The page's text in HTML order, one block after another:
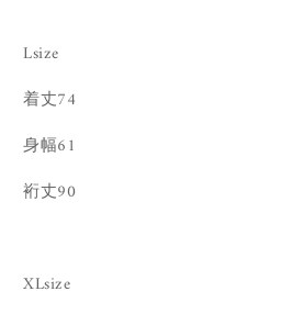
Lsize
着丈74
身幅61
裄丈90
XLsize